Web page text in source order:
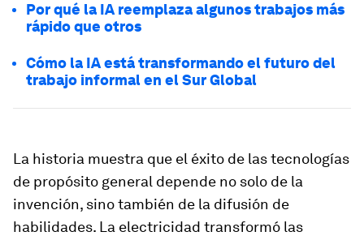
Por qué la IA reemplaza algunos trabajos más
rápido que otros
Cómo la IA está transformando el futuro del
trabajo informal en el Sur Global
La historia muestra que el éxito de las tecnologías
de propósito general depende no solo de la
invención, sino también de la difusión de
habilidades. La electricidad transformó las